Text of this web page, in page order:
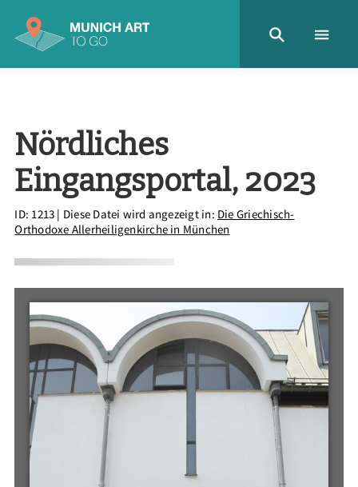
Nördliches
Eingangsportal, 2023
ID: 1213 | Diese Datei wird angezeigt in: Die Griechisch-
Orthodoxe Allerheiligenkirche in München